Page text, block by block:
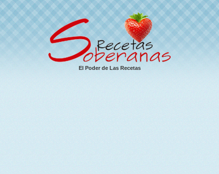
El Poder de Las Recetas